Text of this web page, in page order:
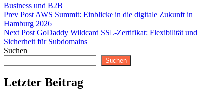
Categories
Business und B2B
Beitragsnavigation
Previous
Post
Prev Post AWS Summit: Einblicke in die digitale Zukunft in
Hamburg 2026
Next
Post
Next Post GoDaddy Wildcard SSL-Zertifikat: Flexibilität und
Sicherheit für Subdomains
Suchen
Suchen
Letzter Beitrag